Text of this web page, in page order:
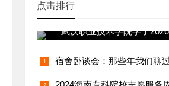
点击排行
青春践使命 志愿暖寒冬——
武汉职业技术学院学子
宿舍卧谈会：那些年我们聊过的心